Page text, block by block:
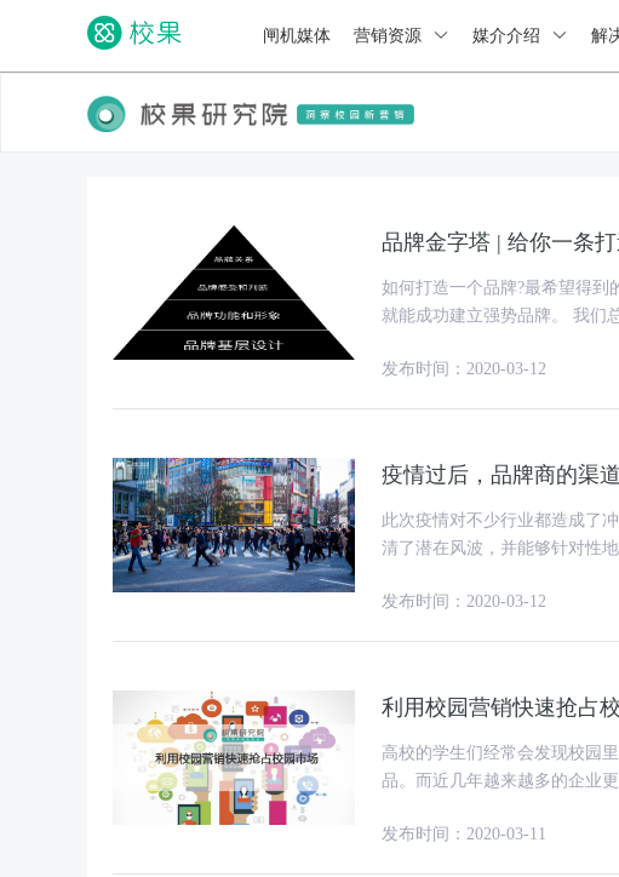
闸机媒体 营销资源 媒介介绍 解
品牌金字塔 | 给你一条
如何打造一个品牌?最希望得到
就能成功建立强势品牌。 我们总是希望做简单几个步骤，就能完成想要的东西。然而，
发布时间：2020-03-12
疫情过后，品牌商的渠
此次疫情对不少行业都造成了
清了潜在风波，并能够针对性
发布时间：2020-03-12
利用校园营销快速抢占
高校的学生们经常会发现校园
品。而近几年越来越多的企业
发布时间：2020-03-11